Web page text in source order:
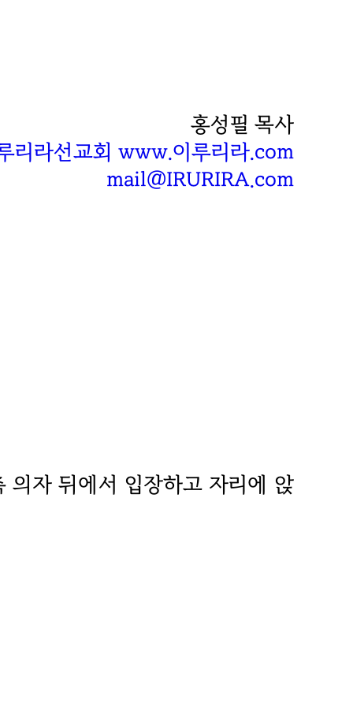
홍성필 목사
리라선교회 www.이루리라.com
mail@IRURIRA.com
의자 뒤에서 입장하고 자리에 앉